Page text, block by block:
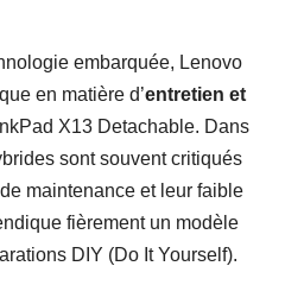
embarquée, Lenovo
en matière d’entretien et
X13 Detachable. Dans
sont souvent critiqués
maintenance et leur faible
fièrement un modèle
DIY (Do It Yourself).